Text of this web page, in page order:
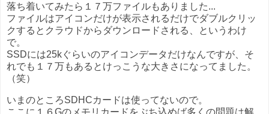
落ち着いてみたら１７万ファイルもありました...
ファイルはアイコンだけが表示されるだけでダブルクリッ
クするとクラウドからダウンロードされる、というわけ
で。
SSDには25kぐらいのアイコンデータだけなんですが、そ
れでも１７万もあるとけっこうな大きさになってました。
（笑）
いまのところSDHCカードは使ってないので。
ここに１６Gのメモリカードをぶち込めば多くの問題は解